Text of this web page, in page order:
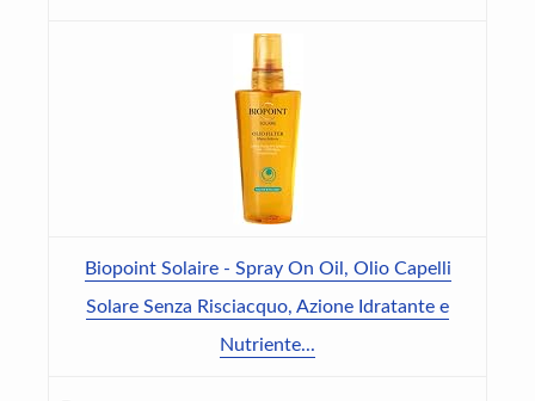
Biopoint Solaire - Spray On Oil, Olio Capelli
Solare Senza Risciacquo, Azione Idratante e
Nutriente...